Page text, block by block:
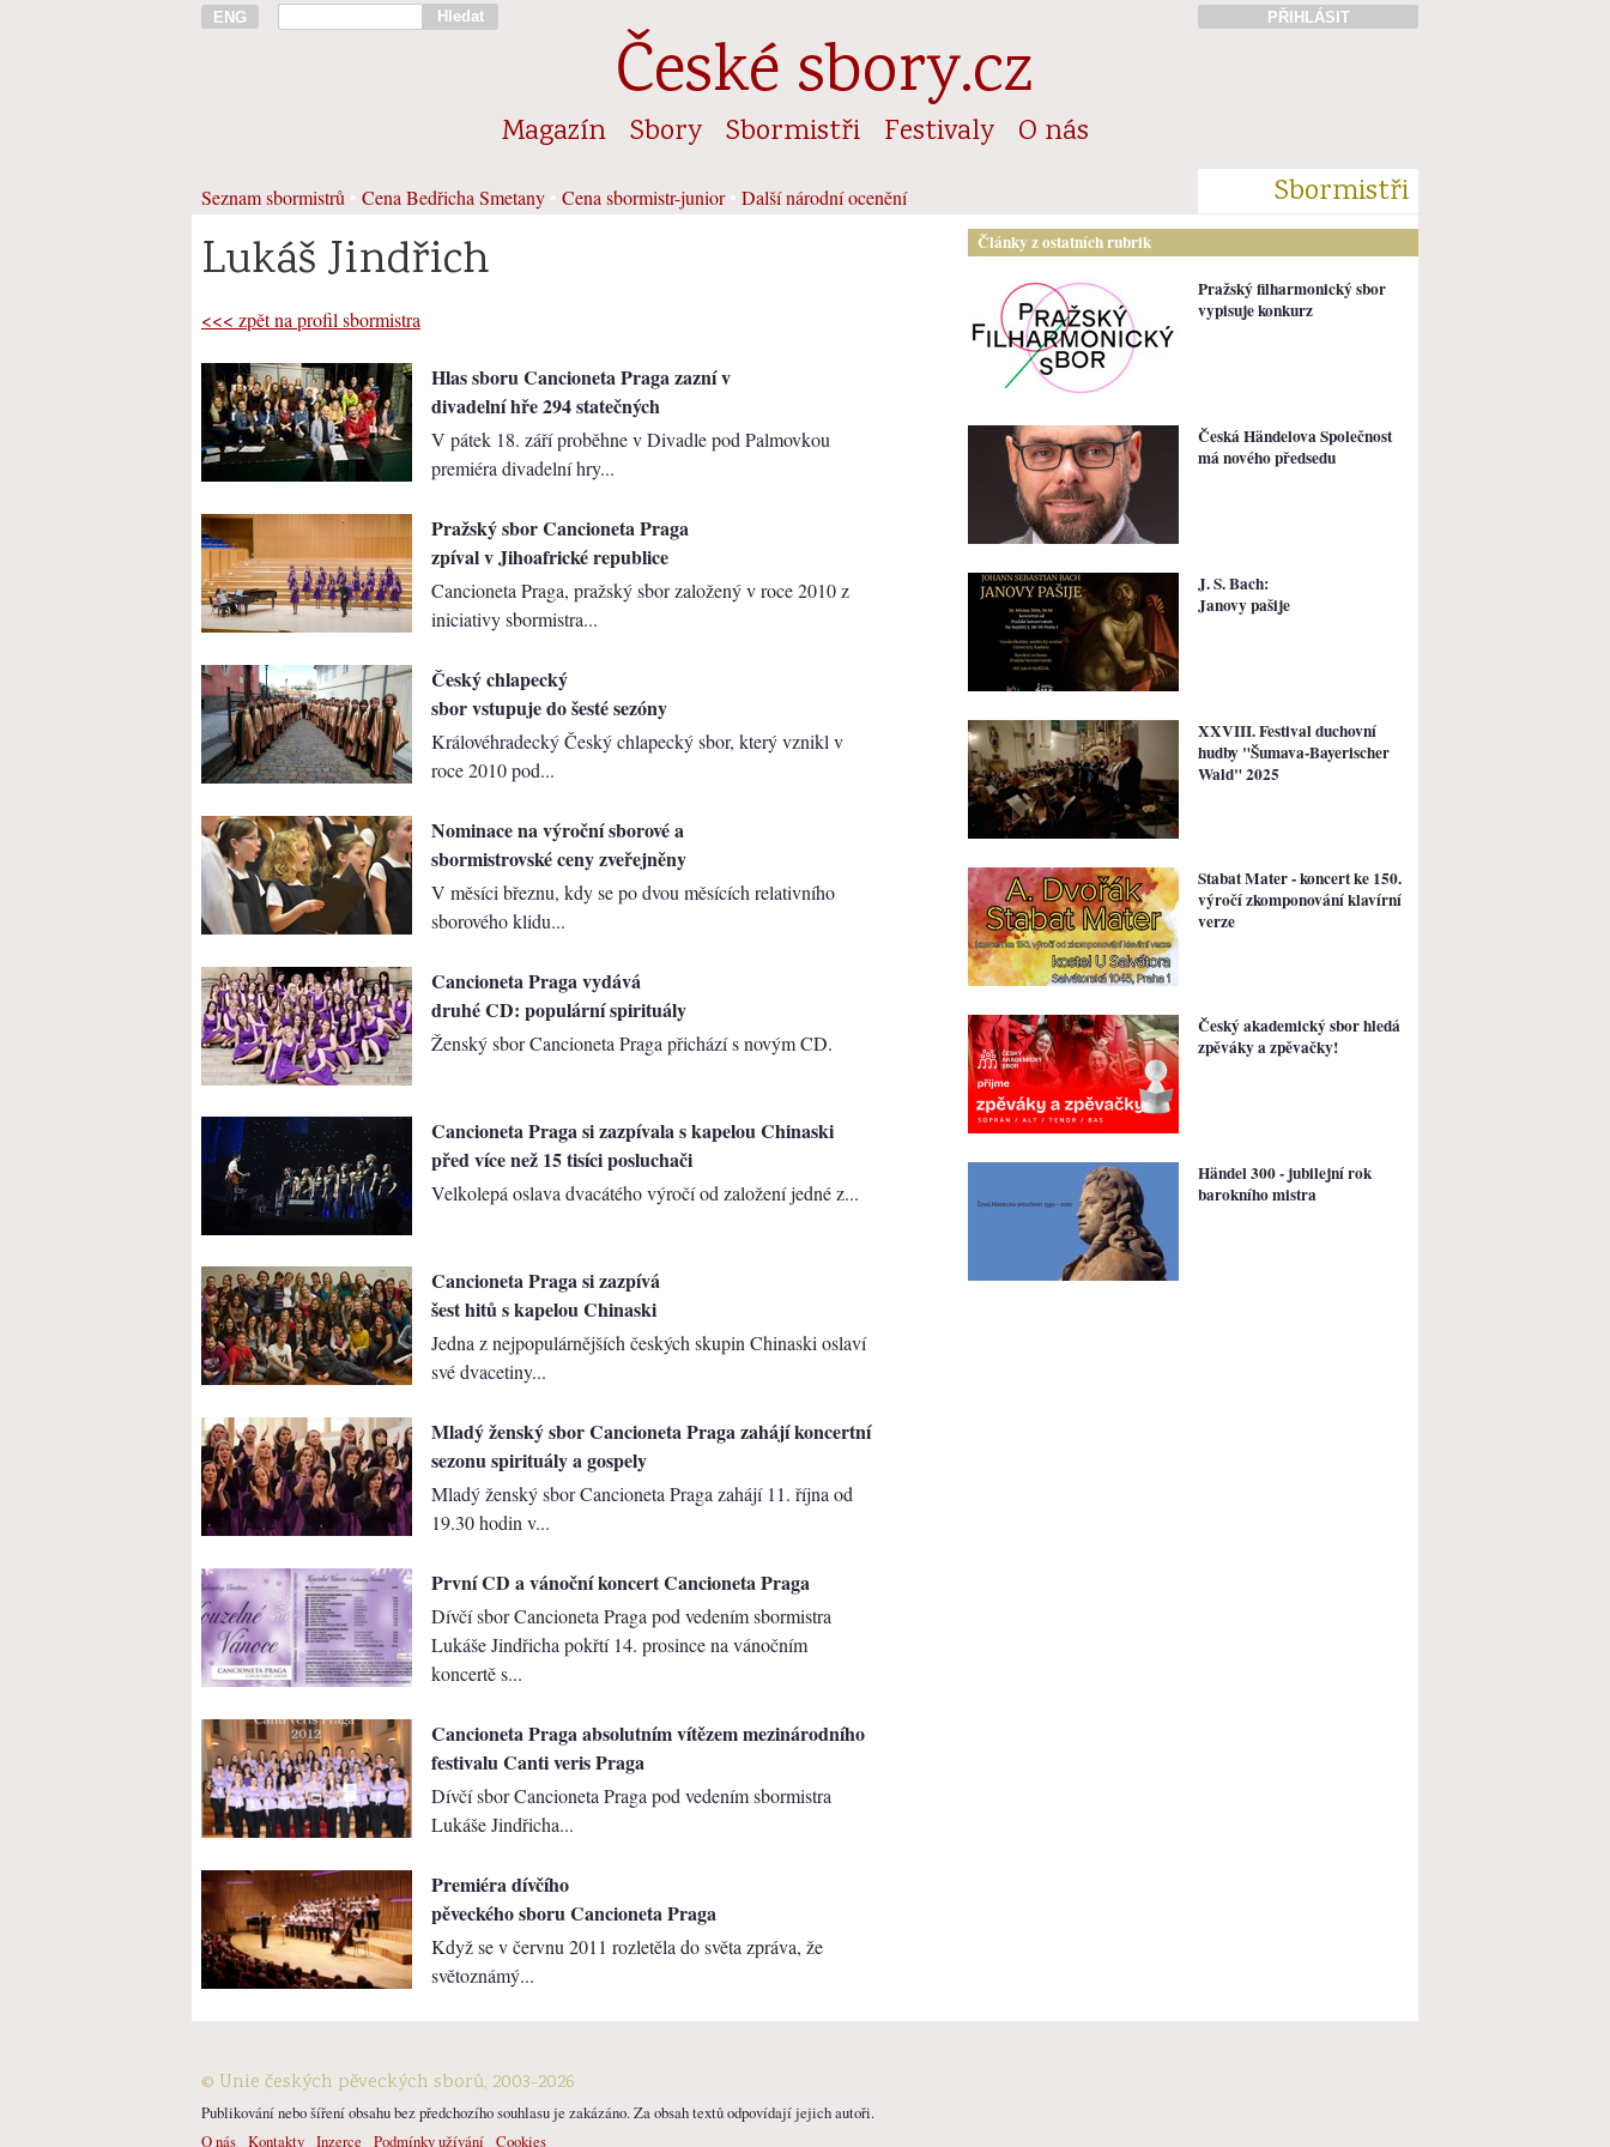
ENG Hledat PŘIHLÁSIT
České sbory.cz
Magazín Sbory Sbormistři Festivaly O nás
Seznam sbormistrů Cena Bedřicha Smetany Cena sbormistr-junior• Další národní ocenění Sbormistři
Lukáš Jindřich
<<< zpět na profil sbormistra
Hlas sboru Cancioneta Praga zazní v
divadelní hře 294 statečných
V pátek 18. září proběhne v Divadle pod Palmovkou
premiéra divadelní hry...
Pražský sbor Cancioneta Praga
zpíval v Jihoafrické republice
Cancioneta Praga, pražský sbor založený v roce 2010 z
iniciativy sbormistra...
Český chlapecký
sbor vstupuje do šesté sezóny
Královéhradecký Český chlapecký sbor, který vznikl v
roce 2010 pod...
Nominace na výroční sborové a
sbormistrovské ceny zveřejněny
V měsíci březnu, kdy se po dvou měsících relativního
sborového klidu...
Cancioneta Praga vydává
druhé CD: populární spirituály
Ženský sbor Cancioneta Praga přichází s novým CD.
Cancioneta Praga si zazpívala s kapelou Chinaski
před více než 15 tisíci posluchači
Velkolepá oslava dvacátého výročí od založení jedné z...
Cancioneta Praga si zazpívá
šest hitů s kapelou Chinaski
Jedna z nejpopulárnějších českých skupin Chinaski oslaví
své dvacetiny...
Mladý ženský sbor Cancioneta Praga zahájí koncertní
sezonu spirituály a gospely
Mladý ženský sbor Cancioneta Praga zahájí 11. října od
19.30 hodin v...
První CD a vánoční koncert Cancioneta Praga
Dívčí sbor Cancioneta Praga pod vedením sbormistra
Lukáše Jindřicha pokřtí 14. prosince na vánočním
koncertě s...
Cancioneta Praga absolutním vítězem mezinárodního
festivalu Canti veris Praga
Dívčí sbor Cancioneta Praga pod vedením sbormistra
Lukáše Jindřicha...
Premiéra dívčího
pěveckého sboru Cancioneta Praga
Když se v červnu 2011 rozletěla do světa zpráva, že
světoznámý...
Články z ostatních rubrik
Pražský filharmonický sbor
vypisuje konkurz
Česká Händelova Společnost
má nového předsedu
J. S. Bach:
Janovy pašije
XXVIII. Festival duchovní
hudby "Šumava-Bayerischer
Wald" 2025
Stabat Mater - koncert ke 150.
výročí zkomponování klavírní
verze
Český akademický sbor hledá
zpěváky a zpěvačky!
Händel 300 - jubilejní rok
barokního mistra
© Unie českých pěveckých sborů, 2003-2026
Publikování nebo šíření obsahu bez předchozího souhlasu je zakázáno. Za obsah textů odpovídají jejich autoři.
O nás Kontakty Inzerce Podmínky užívání Cookies